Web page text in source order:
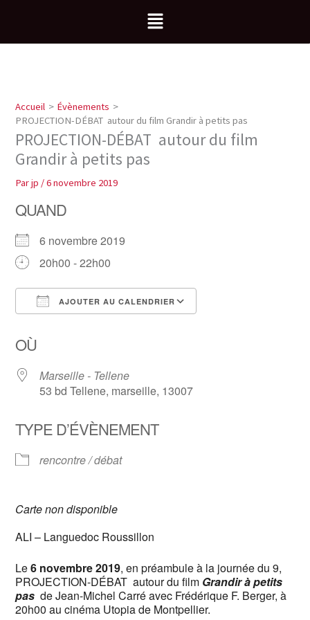
contenu
Menu
Accueil
Évènements
PROJECTION-DÉBAT autour du film Grandir à petits pas
PROJECTION-DÉBAT autour du film
Grandir à petits pas
Parjp /6 novembre 2019
QUAND
6 novembre 2019
20h00 - 22h00
AJOUTER AU CALENDRIER
OÙ
Marseille - Tellene
53 bd Tellene, marseille, 13007
TYPE D’ÉVÈNEMENT
rencontre / débat
Carte non disponible
ALI – Languedoc Roussillon
Le6 novembre 2019, en préambule à la journée du 9,
PROJECTION-DÉBAT autour du film Grandir à petits
pas de Jean-Michel Carré avec Frédérique F. Berger, à
20h00 au cinéma Utopia de Montpellier.